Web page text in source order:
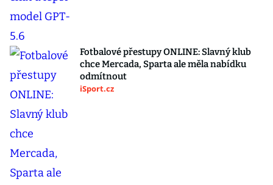
Fotbalové přestupy ONLINE: Slavný klub
chce Mercada, Sparta ale měla nabídku
odmítnout
iSport.cz